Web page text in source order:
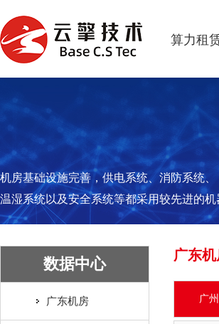
算力租
机房基础设施完善，供电系统、消防系统、
温湿系统以及安全系统等都采用较先进的
数据中心
广东机房
广东
广